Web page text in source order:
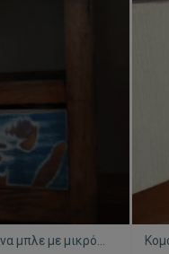
μπλε με μικρό